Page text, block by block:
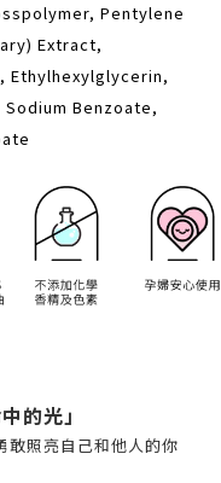
Pentylene
Extract,
Ethylhexylglycerin,
Benzoate,
的光」
敢照亮自己和他人的你